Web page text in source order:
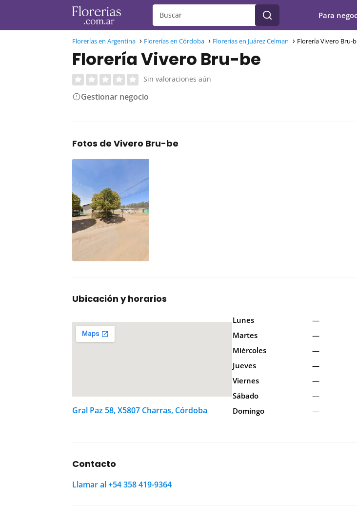
Para
Florerías en Argentina Florerías en Córdoba Florerías en Juárez Celman Florería Vivero Bru-
Florería Vivero Bru-be
Sin valoraciones aún
Gestionar negocio
Fotos de Vivero Bru-be
Ubicación y horarios
Gral Paz 58, X5807 Charras, Córdoba
Lunes
—
Martes
—
Miércoles
—
Jueves
—
Viernes
—
Sábado
—
Domingo
—
Contacto
Llamar al +54 358 419-9364